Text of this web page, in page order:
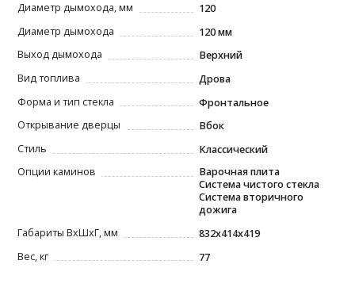
Диаметр дымохода, мм
120
Диаметр дымохода
120 мм
Выход дымохода
Верхний
Вид топлива
Дрова
Форма и тип стекла
Фронтальное
Открывание дверцы
Вбок
Стиль
Классический
Опции каминов
Варочная плита
Система чистого стекла
Система вторичного
дожига
Габариты ВxШxГ, мм
832x414x419
Вес, кг
77